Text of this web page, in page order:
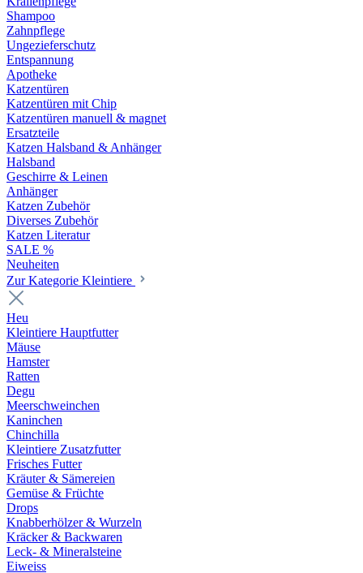
Shampoo
Zahnpflege
Ungezieferschutz
Entspannung
Apotheke
Katzentüren
Katzentüren mit Chip
Katzentüren manuell & magnet
Ersatzteile
Katzen Halsband & Anhänger
Halsband
Geschirre & Leinen
Anhänger
Katzen Zubehör
Diverses Zubehör
Katzen Literatur
SALE %
Neuheiten
Zur Kategorie Kleintiere
Heu
Kleintiere Hauptfutter
Mäuse
Hamster
Ratten
Degu
Meerschweinchen
Kaninchen
Chinchilla
Kleintiere Zusatzfutter
Frisches Futter
Kräuter & Sämereien
Gemüse & Früchte
Drops
Knabberhölzer & Wurzeln
Kräcker & Backwaren
Leck- & Mineralsteine
Eiweiss